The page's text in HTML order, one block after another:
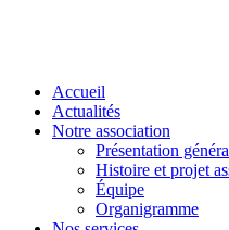
Accueil
Actualités
Notre association
Présentation
Histoire et projet
Équipe
Organigramme